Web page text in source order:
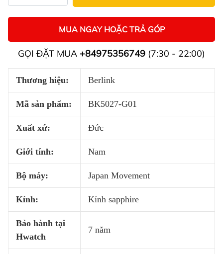
MUA NGAY HOẶC TRẢ GÓP
GỌI ĐẶT MUA +84975356749 (7:30 - 22:00)
Thương hiệu: Berlink
Mã sản phẩm: BK5027-G01
Xuất xứ: Đức
Giới tính: Nam
Bộ máy: Japan Movement
Kính: Kính sapphire
Bảo hành tại
Hwatch
7 năm